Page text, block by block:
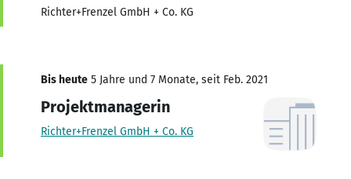
Richter+Frenzel GmbH + Co. KG
Bis heute 5 Jahre und 7 Monate, seit Feb. 2021
Projektmanagerin
Richter+Frenzel GmbH + Co. KG